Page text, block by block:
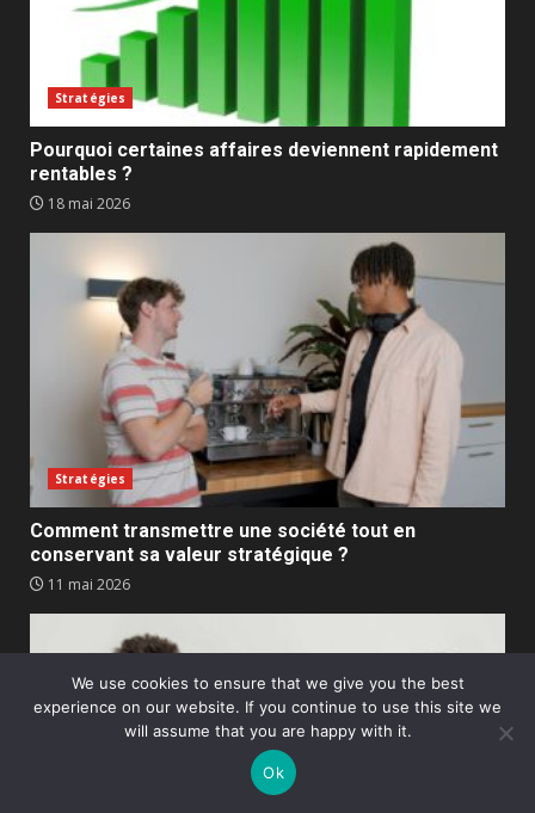
Stratégies
Pourquoi certaines affaires deviennent rapidement
rentables ?
18 mai 2026
Stratégies
Comment transmettre une société tout en
conservant sa valeur stratégique ?
11 mai 2026
We use cookies to ensure that we give you the best
experience on our website. If you continue to use this site we
will assume that you are happy with it.
Ok